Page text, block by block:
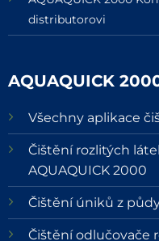
distributorovi
AQUAQUICK
Všechny aplikace
Čištění rozlitých
AQUAQUICK 2000
Čištění úniků z
Čištění odlučovače